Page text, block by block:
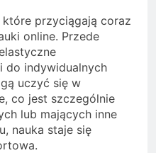
przyciągają coraz
online. Przede
do indywidualnych
uczyć się w
co jest szczególnie
lub mających inne
nauka staje się